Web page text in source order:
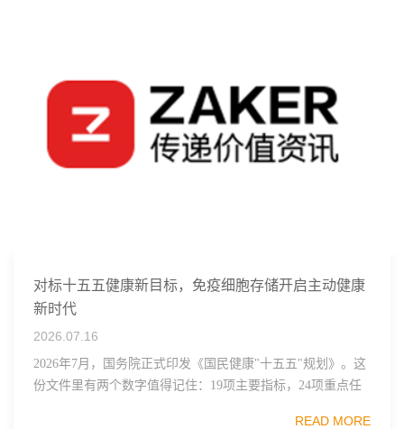
对标十五五健康新目标，免疫细胞存储开启主动健康
新时代
2026.07.16
2026年7月，国务院正式印发《国民健康"十五五"规划》。这
份文件里有两个数字值得记住：19项主要指标，24项重点任
READ MORE